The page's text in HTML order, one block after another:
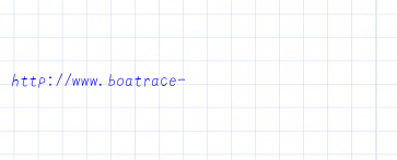
http://www.boatrace-